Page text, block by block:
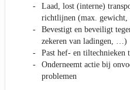
Laad, lost (interne)
richtlijnen (max.
Bevestigt en beveiligt
zekeren van ladingen, …)
Past hef- en tiltechnieken
Onderneemt actie bij
problemen